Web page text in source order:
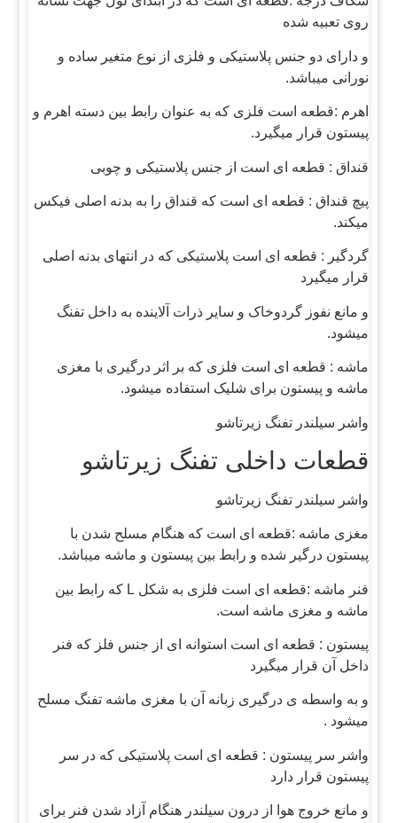
روی تعبیه شده
و دارای دو جنس پلاستیکی و فلزی از نوع متغیر ساده و
نورانی میباشد.
اهرم :قطعه است فلزی که به عنوان رابط بین دسته اهرم و
پیستون قرار میگیرد.
قنداق : قطعه ای است از جنس پلاستیکی و چوبی
پیچ قنداق : قطعه ای است که قنداق را به بدنه اصلی فیکس
میکند.
گردگیر : قطعه ای است پلاستیکی که در انتهای بدنه اصلی
قرار میگیرد
و مانع نفوز گردوخاک و سایر ذرات آلاینده به داخل تفنگ
میشود.
ماشه : قطعه ای است فلزی که بر اثر درگیری با مغزی
ماشه و پیستون برای شلیک استفاده میشود.
واشر سیلندر تفنگ زیرتاشو
قطعات داخلی تفنگ زیرتاشو
واشر سیلندر تفنگ زیرتاشو
مغزی ماشه :قطعه ای است که هنگام مسلح شدن با
پیستون درگیر شده و رابط بین پیستون و ماشه میباشد.
فنر ماشه :قطعه ای است فلزی به شکل L که رابط بین
ماشه و مغزی ماشه است.
پیستون : قطعه ای است استوانه ای از جنس فلز که فنر
داخل آن قرار میگیرد
و به واسطه ی درگیری زبانه آن با مغزی ماشه تفنگ مسلح
میشود .
واشر سر پیستون : قطعه ای است پلاستیکی که در سر
پیستون قرار دارد
و مانع خروج هوا از درون سیلندر هنگام آزاد شدن فنر برای